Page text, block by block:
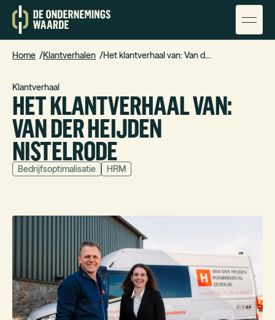
Home Klantverhalen Het klantverhaal van: Van der Heijden Nistelrode
HET KLANTVERHAAL VAN:
VAN DER HEIJDEN
NISTELRODE
Klantverhaal
HRM
Bedrijfsoptimalisatie